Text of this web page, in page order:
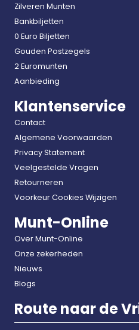
Zilveren Munten
Bankbiljetten
0 Euro Biljetten
Gouden Postzegels
2 Euromunten
Aanbieding
Klantenservice
Contact
Algemene Voorwaarden
Privacy Statement
Veelgestelde Vragen
Retourneren
Voorkeur Cookies Wijzigen
Munt-Online
Over Munt-Online
Onze zekerheden
Nieuws
Blogs
Route naar de